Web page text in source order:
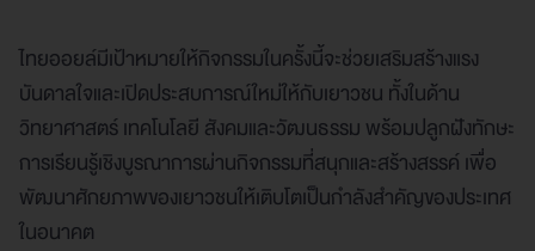
ไทยออยล์มีเป้าหมายให้กิจกรรมในครั้งนี้จะช่วยเสริมสร้างแรง
บันดาลใจและเปิดประสบการณ์ใหม่ให้กับเยาวชน ทั้งในด้าน
วิทยาศาสตร์ เทคโนโลยี สังคมและวัฒนธรรม พร้อมปลูกฝังทักษะ
การเรียนรู้เชิงบูรณาการผ่านกิจกรรมที่สนุกและสร้างสรรค์ เพื่อ
พัฒนาศักยภาพของเยาวชนให้เติบโตเป็นกำลังสำคัญของประเทศ
ในอนาคต